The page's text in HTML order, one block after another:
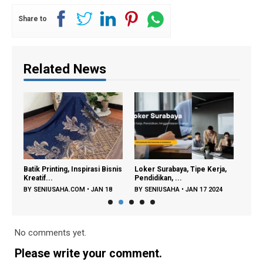
Share to
Related News
Batik Printing, Inspirasi Bisnis
Kreatif...
BY SENIUSAHA.COM • JAN 18
Loker Surabaya, Tipe Kerja,
Pendidikan, ...
BY SENIUSAHA • JAN 17 2024
No comments yet.
Please write your comment.